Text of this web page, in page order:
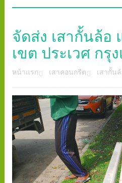
จัดส่ง เสากั้นล้อ
เขต ประเวศ กรุ
หน้าแรก เสาคอนกรีต เสากั้น